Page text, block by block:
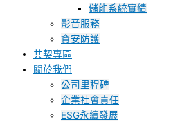
儲能系統實績
影音服務
資安防護
共契專區
關於我們
公司里程碑
企業社會責任
ESG永續發展